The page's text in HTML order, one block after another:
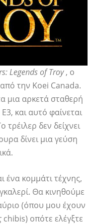
Legends of Troy, ο
την Koei Canada.
μια αρκετά σταθερή
και αυτό φαίνεται
τρέιλερ δεν δείχνει
δίνει μια γεύση
ένα κομμάτι τέχνης,
Θα κινηθούμε
(όπου μου έχουν
chibis) οπότε ελέγξτε